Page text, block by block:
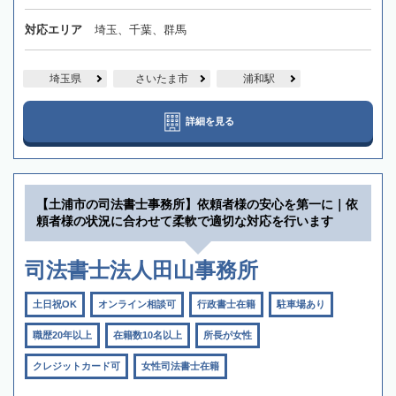
対応エリア 埼玉、千葉、群馬
埼玉県 さいたま市 浦和駅
詳細を見る
【土浦市の司法書士事務所】依頼者様の安心を第一に｜依
頼者様の状況に合わせて柔軟で適切な対応を行います
司法書士法人田山事務所
土日祝OK オンライン相談可 行政書士在籍 駐車場あり
職歴20年以上 在籍数10名以上 所長が女性
クレジットカード可 女性司法書士在籍